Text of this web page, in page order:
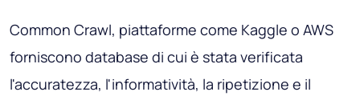
Common Crawl, piattaforme come Kaggle o AWS
forniscono database di cui è stata verificata
l'accuratezza, l'informatività, la ripetizione e il